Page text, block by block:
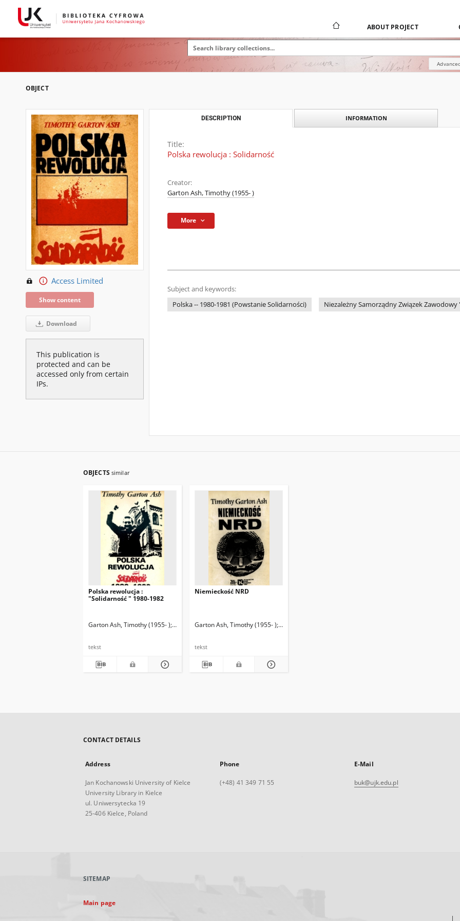
ABOUT PROJECT
OBJECT
Access Limited
Show content
Download
This publication is
protected and can be
accessed only from certain
IPs.
DESCRIPTION INFORMATION
Title:
Polska rewolucja : Solidarność
Creator:
Garton Ash, Timothy (1955- )
More
Subject and keywords:
Polska -- 1980-1981 (Powstanie Solidarności)
Niezależny Samorządny Związek
OBJECTS similar
Polska rewolucja :
"Solidarność " 1980-1982
Garton Ash, Timothy (1955- ) Król, Marcin (1944- ). Tł. Dziewulska, Małgorzata (1944- ). Tł.
tekst
Niemieckość NRD
Garton Ash, Timothy (1955- ) Łukasiewicz, Małgorzata (1948- ). Tł.
tekst
CONTACT DETAILS
Address
Jan Kochanowski University of Kielce
University Library in Kielce
ul. Uniwersytecka 19
25-406 Kielce, Poland
Phone
(+48) 41 349 71 55
E-Mail
buk@ujk.edu.pl
SITEMAP
Main page